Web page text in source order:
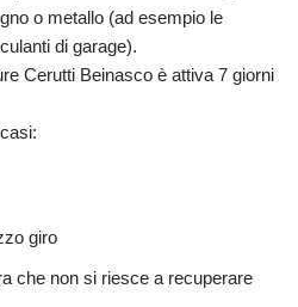
o metallo (ad esempio le
di garage).
Cerutti Beinasco è attiva 7 giorni
giro
che non si riesce a recuperare